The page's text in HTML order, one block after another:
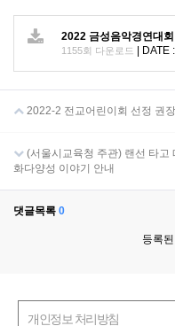
2022 금성음악경연대
1155회 다운로드 DATE
2022-2 전교어린이회 선정 권
(서울시교육청 주관) 랜선 타고
화다양성 이야기 안내
댓글목록 0
등록